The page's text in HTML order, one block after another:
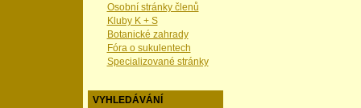
Osobní stránky členů
Kluby K + S
Botanické zahrady
Fóra o sukulentech
Specializované stránky
VYHLEDÁVÁNÍ